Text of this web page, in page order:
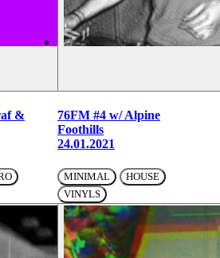
&
76FM #4 w/ Alpine
Foothills
24.01.2021
MINIMAL
HOUSE
VINYLS